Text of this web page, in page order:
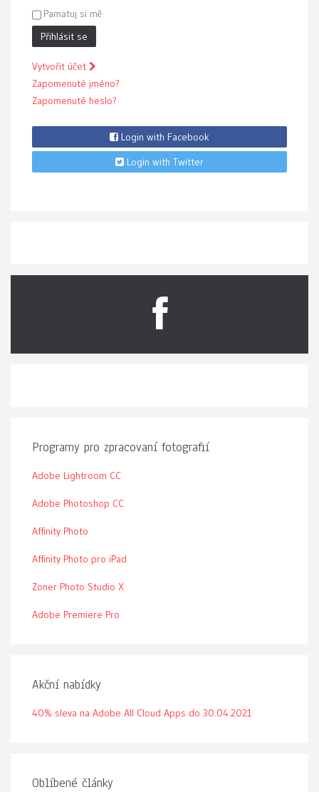
Pamatuj si mě
Přihlásit se
Vytvořit účet
Zapomenuté jméno?
Zapomenuté heslo?
Login with Facebook
Login with Twitter
Programy pro zpracovaní fotografií
Adobe Lightroom CC
Adobe Photoshop CC
Affinity Photo
Affinity Photo pro iPad
Zoner Photo Studio X
Adobe Premiere Pro
Akční nabídky
40% sleva na Adobe All Cloud Apps do 30.04.2021
Oblíbené články